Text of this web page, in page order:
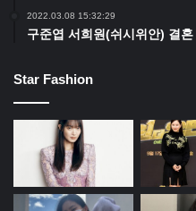
2022.03.08 15:32:29
구준엽 서희원(쉬시위안) 결혼
Star Fashion